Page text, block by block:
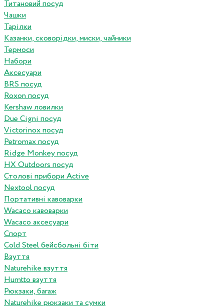
Титановий посуд
Чашки
Тарілки
Казанки, сковорідки, миски, чайники
Термоси
Набори
Аксесуари
BRS посуд
Roxon посуд
Kershaw ловилки
Due Cigni посуд
Victorinox посуд
Petromax посуд
Ridge Monkey посуд
HX Outdoors посуд
Столові прибори Active
Nextool посуд
Портативні кавоварки
Wacaco кавоварки
Wacaco аксесуари
Спорт
Cold Steel бейсбольні біти
Взуття
Naturehike взуття
Humtto взуття
Рюкзаки, багаж
Naturehike рюкзаки та сумки